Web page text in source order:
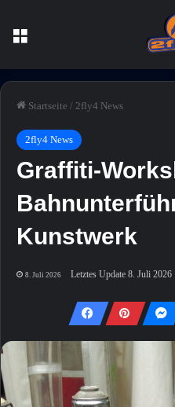
Startseite / 2fly4 News
2fly4 News
Graffiti-
Kunstwerk
8. Juli 2026 Letztes Update 8. Juli 2026